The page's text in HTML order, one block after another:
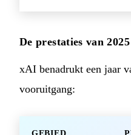
De prestaties van 2025
xAI benadrukt een jaar
vooruitgang: